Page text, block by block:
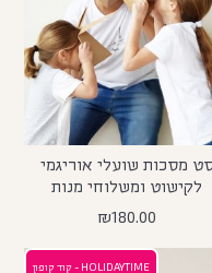
מסכות שועלי אוריגמי
לקישוט ומשלוחי מנות
₪180.00
HOLIDAYTIME - קוד קופון